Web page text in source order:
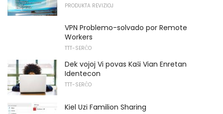
PRODUKTA REVIZIOJ
VPN Problemo-solvado por Remote
Workers
TTT-SERĈO
Dek vojoj Vi povas Kaŝi Vian Enretan
Identecon
TTT-SERĈO
Kiel Uzi Familion Sharing